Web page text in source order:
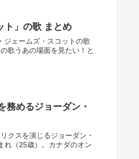
ト」の歌 まとめ
ジェームズ・スコットの歌
歌うあの場面を見たい！と
務めるジョーダン・
クスを演じるジョーダン・
れ（25歳）。カナダのオン